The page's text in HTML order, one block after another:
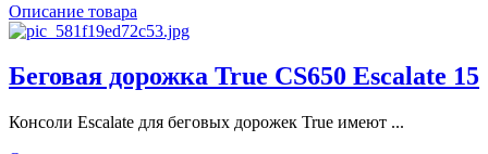
Описание товара
Беговая дорожка True CS650 Escalate 15
Консоли Escalate для беговых дорожек True имеют ...